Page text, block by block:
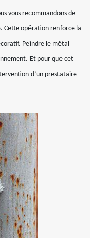
vous recommandons de
Cette opération renforce la
Peindre le métal
Et pour que cet
d’un prestataire